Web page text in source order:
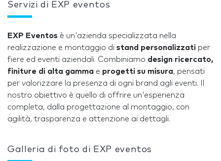
Servizi di EXP eventos
EXP Eventos è un'azienda specializzata nella
realizzazione e montaggio di stand personalizzati per
fiere ed eventi aziendali. Combiniamo design ricercato,
finiture di alta gamma e progetti su misura, pensati
per valorizzare la presenza di ogni brand agli eventi. Il
nostro obiettivo è quello di offrire un'esperienza
completa, dalla progettazione al montaggio, con
agilità, trasparenza e attenzione ai dettagli.
Galleria di foto di EXP eventos